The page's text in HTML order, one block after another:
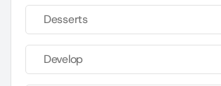
Desserts
Develop